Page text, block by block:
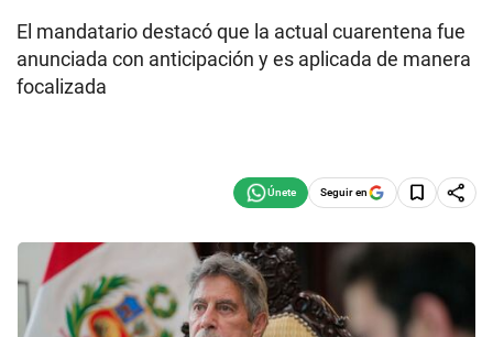
El mandatario destacó que la actual cuarentena fue
anunciada con anticipación y es aplicada de manera
focalizada
Seguir en